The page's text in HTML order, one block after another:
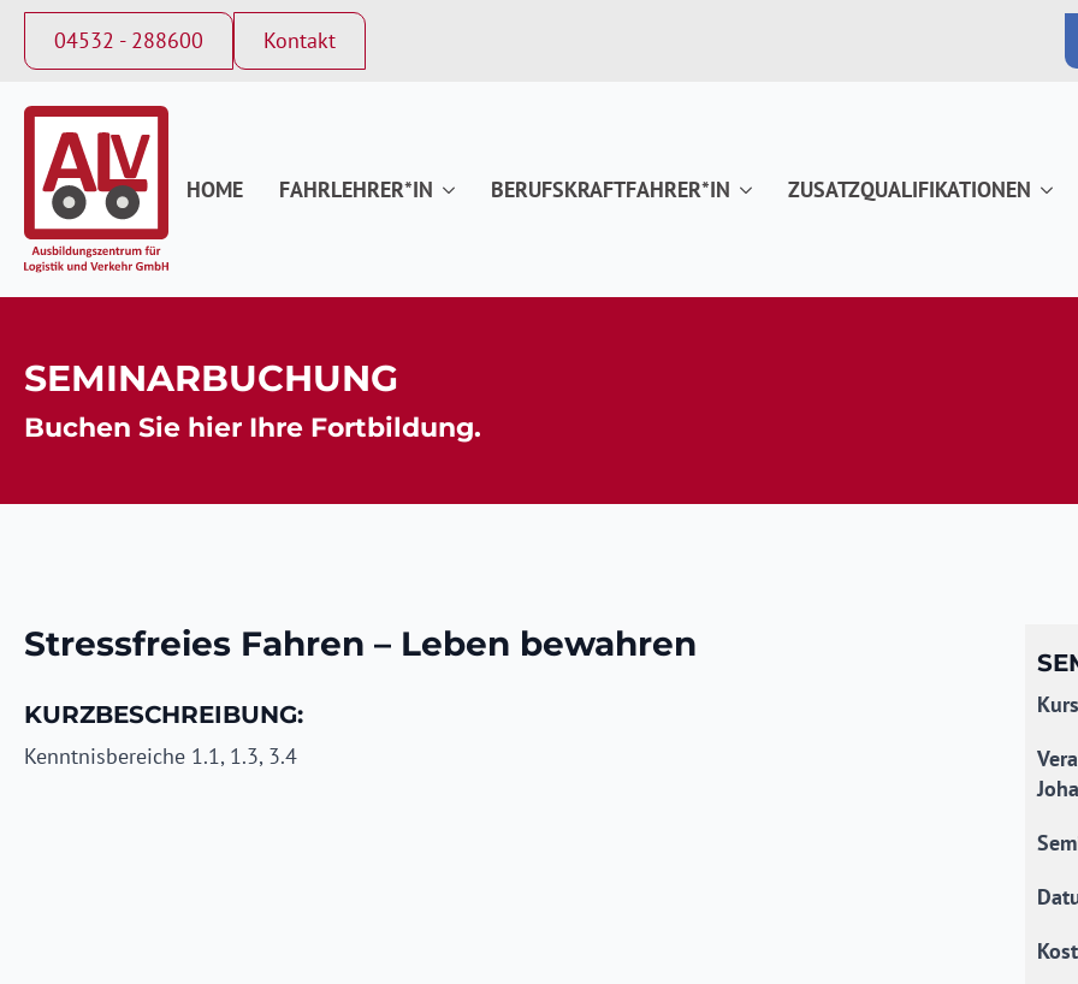
04532 - 288600 Kontakt
HOME FAHRLEHRER*IN BERUFSKRAFTFAHRER*IN ZUSATZQUALIFIKATIONEN
SEMINARBUCHUNG
Buchen Sie hier Ihre Fortbildung.
Stressfreies Fahren – Leben bewahren
KURZBESCHREIBUNG:
Kenntnisbereiche 1.1, 1.3, 3.4